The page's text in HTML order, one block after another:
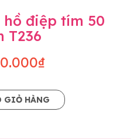
hồ điệp tím 50
T236
GIỎ HÀNG